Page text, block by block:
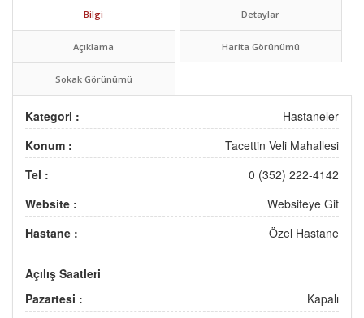
Bilgi Detaylar
Açıklama Harita Görünümü
Sokak Görünümü
Kategori :
Hastaneler
Konum :
Tacettin Veli Mahallesi
Tel :
0 (352) 222-4142
Website :
Websiteye Git
Hastane :
Özel Hastane
Açılış Saatleri
Pazartesi :
Kapalı